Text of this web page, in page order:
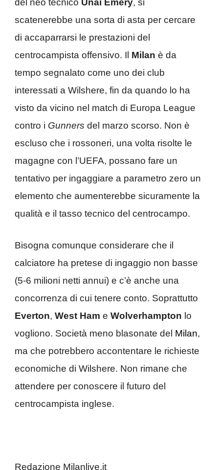
del neo tecnico Unai Emery, si
scatenerebbe una sorta di asta per cercare
di accaparrarsi le prestazioni del
centrocampista offensivo. Il Milan è da
tempo segnalato come uno dei club
interessati a Wilshere, fin da quando lo ha
visto da vicino nel match di Europa League
contro i Gunners del marzo scorso. Non è
escluso che i rossoneri, una volta risolte le
magagne con l’UEFA, possano fare un
tentativo per ingaggiare a parametro zero un
elemento che aumenterebbe sicuramente la
qualità e il tasso tecnico del centrocampo.
Bisogna comunque considerare che il
calciatore ha pretese di ingaggio non basse
(5-6 milioni netti annui) e c’è anche una
concorrenza di cui tenere conto. Soprattutto
Everton, West Ham e Wolverhampton lo
vogliono. Società meno blasonate del Milan,
ma che potrebbero accontentare le richieste
economiche di Wilshere. Non rimane che
attendere per conoscere il futuro del
centrocampista inglese.
Redazione Milanlive.it